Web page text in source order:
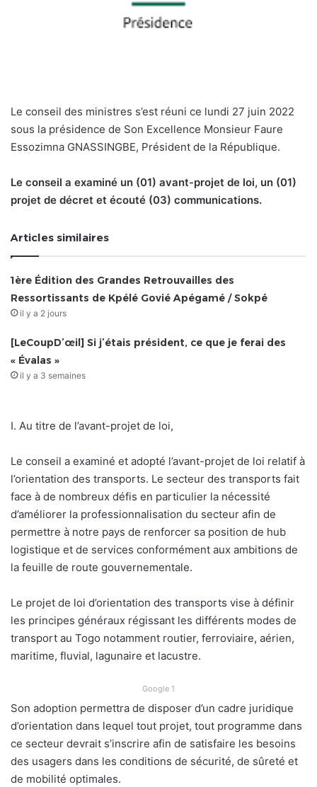
Le conseil des ministres s’est réuni ce lundi 27 juin 2022
sous la présidence de Son Excellence Monsieur Faure
Essozimna GNASSINGBE, Président de la République.
Le conseil a examiné un (01) avant-projet de loi, un (01)
projet de décret et écouté (03) communications.
Articles similaires
1ère Édition des Grandes Retrouvailles des
Ressortissants de Kpélé Govié Apégamé / Sokpé
il y a 2 jours
[LeCoupD’œil] Si j’étais président, ce que je ferai des
« Évalas »
il y a 3 semaines
I. Au titre de l’avant-projet de loi,
Le conseil a examiné et adopté l’avant-projet de loi relatif à
l’orientation des transports. Le secteur des transports fait
face à de nombreux défis en particulier la nécessité
d’améliorer la professionnalisation du secteur afin de
permettre à notre pays de renforcer sa position de hub
logistique et de services conformément aux ambitions de
la feuille de route gouvernementale.
Le projet de loi d’orientation des transports vise à définir
les principes généraux régissant les différents modes de
transport au Togo notamment routier, ferroviaire, aérien,
maritime, fluvial, lagunaire et lacustre.
Google 1
Son adoption permettra de disposer d’un cadre juridique
d’orientation dans lequel tout projet, tout programme dans
ce secteur devrait s’inscrire afin de satisfaire les besoins
des usagers dans les conditions de sécurité, de sûreté et
de mobilité optimales.